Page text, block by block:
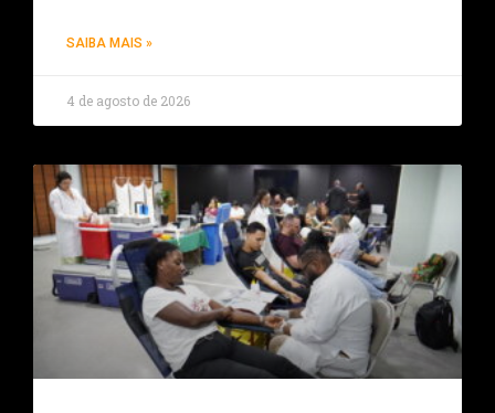
SAIBA MAIS »
4 de agosto de 2026